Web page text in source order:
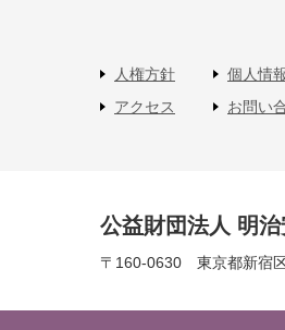
人権方針 個人情
アクセス
お問い
公益財団法人 明
〒160-0630 東京都新宿